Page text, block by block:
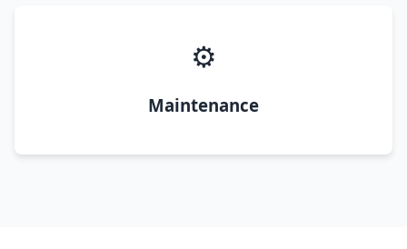
⚙️
Maintenance